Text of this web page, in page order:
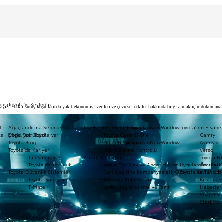
Toyota Garanti Sistemi
Toyota Garanti ON
Garanti Spesiyal
Hibrit Sistem Kontrolü
Yararlı Kaynaklar
Apple Car Play ve Android Auto Uygulaması
Geri Çağırma Kampanyası
Kullanıcı El Kitapları
Lastik Bilgilendirme ve Tamiri
Hybrid Tecrübesi
Toyota'yı Keşfedin
Ağaçlandırma Seferberliği
a11yOpensInNewWindow
Engel yok, Toyota var
Toyota Blog
a11yOpensInNewWindow
Toyota'da Kariyer
Tanışalım mı?
Toyota'da Yolculuk
Toyota Güvenlik Sistemleri
Toyota Safety Sense
T-Mate
Toyota'nın
Camry
Avensis
Verso
Toyota
Ömrünü
Toyota ile Tanışın
Bize
Sosyal
Start
Farklı sürüş koşullarında yakıt ekonomisi verileri ve çevresel etkiler hakkında bilgi almak için